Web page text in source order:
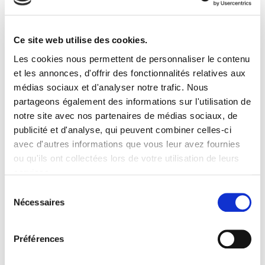
Ce site web utilise des cookies.
Les cookies nous permettent de personnaliser le contenu
et les annonces, d'offrir des fonctionnalités relatives aux
médias sociaux et d'analyser notre trafic. Nous
partageons également des informations sur l'utilisation de
notre site avec nos partenaires de médias sociaux, de
publicité et d'analyse, qui peuvent combiner celles-ci
avec d'autres informations que vous leur avez fournies
ou qu'ils ont collectées lors de votre utilisation de leurs
Nécessaires
Préférences
Nanterre, rue Henri Barbusse